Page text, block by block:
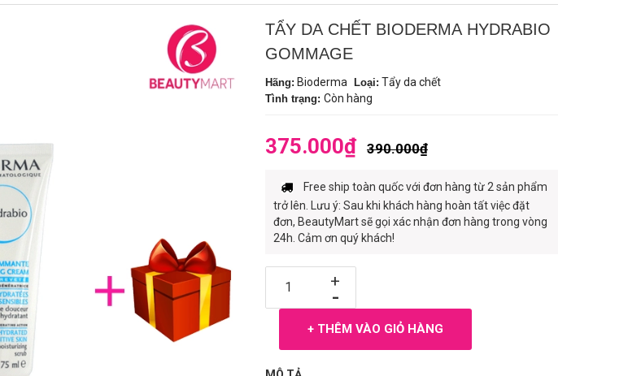
TẨY DA CHẾT BIODERMA HYDRABIO
GOMMAGE
Hãng: Bioderma Loại: Tẩy da chết
Tình trạng: Còn hàng
375.000₫ 390.000₫
Free ship toàn quốc với đơn hàng từ 2 sản phẩm
trở lên. Lưu ý: Sau khi khách hàng hoàn tất việc đặt
đơn, BeautyMart sẽ gọi xác nhận đơn hàng trong vòng
24h. Cảm ơn quý khách!
-
+
+ THÊM VÀO GIỎ HÀNG